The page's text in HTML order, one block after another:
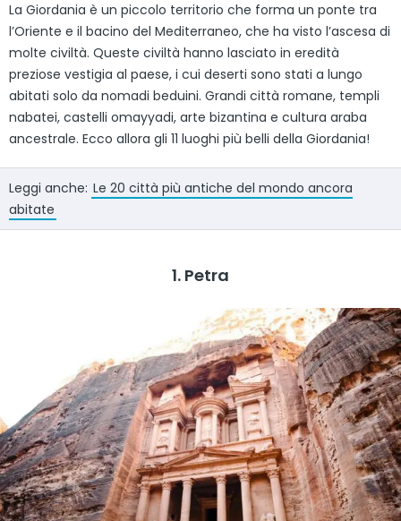
La Giordania è un piccolo territorio che forma un ponte tra
l’Oriente e il bacino del Mediterraneo, che ha visto l’ascesa di
molte civiltà. Queste civiltà hanno lasciato in eredità
preziose vestigia al paese, i cui deserti sono stati a lungo
abitati solo da nomadi beduini. Grandi città romane, templi
nabatei, castelli omayyadi, arte bizantina e cultura araba
ancestrale. Ecco allora gli 11 luoghi più belli della Giordania!
Leggi anche: Le 20 città più antiche del mondo ancora
abitate
1. Petra